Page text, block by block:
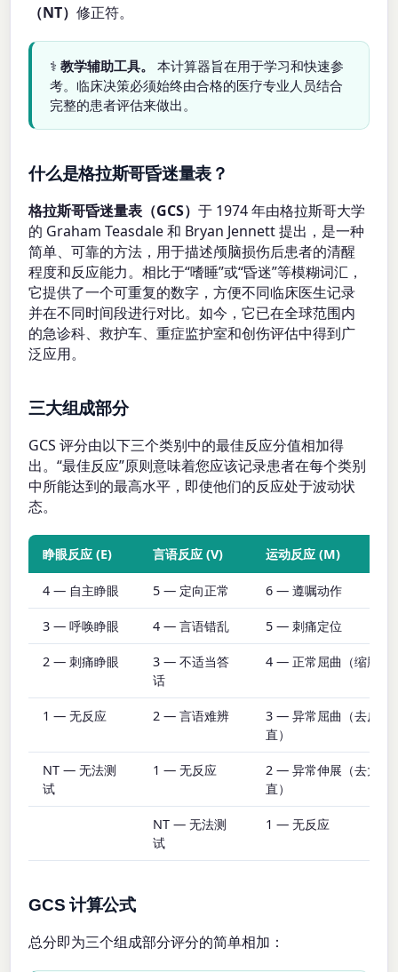
（NT）修正符。
⚕️教学辅助工具。
本计算器旨在用于学习和快速参
考。临床决策必须始终由合格的医疗专业人员结合
完整的患者评估来做出。
什么是格拉斯哥昏迷量表？
格拉斯哥昏迷量表（GCS）于 1974 年由格拉斯哥大学
的 Graham Teasdale 和 Bryan Jennett 提出，是一种
简单、可靠的方法，用于描述颅脑损伤后患者的清醒
程度和反应能力。相比于“嗜睡”或“昏迷”等模糊词汇，
它提供了一个可重复的数字，方便不同临床医生记录
并在不同时间段进行对比。如今，它已在全球范围内
的急诊科、救护车、重症监护室和创伤评估中得到广
泛应用。
三大组成部分
GCS 评分由以下三个类别中的最佳反应分值相加得
出。“最佳反应”原则意味着您应该记录患者在每个类别
中所能达到的最高水平，即使他们的反应处于波动状
态。
睁眼反应 (E) 言语反应 (V) 运动反应 (M)
4 — 自主睁眼 5 — 定向正常 6 — 遵嘱动作
3 — 呼唤睁眼 4 — 言语错乱 5 — 刺痛定位
2 — 刺痛睁眼
3 — 不适当答
话
4 — 正常屈曲（缩肢反
1 — 无反应 2 — 言语难辨
3 — 异常屈曲（去皮质
直）
NT — 无法测
试
1 — 无反应
2 — 异常伸展（去大脑
直）
NT — 无法测
试
1 — 无反应
GCS 计算公式
总分即为三个组成部分评分的简单相加：